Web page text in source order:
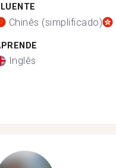
Chinês (simplificado)
Inglês